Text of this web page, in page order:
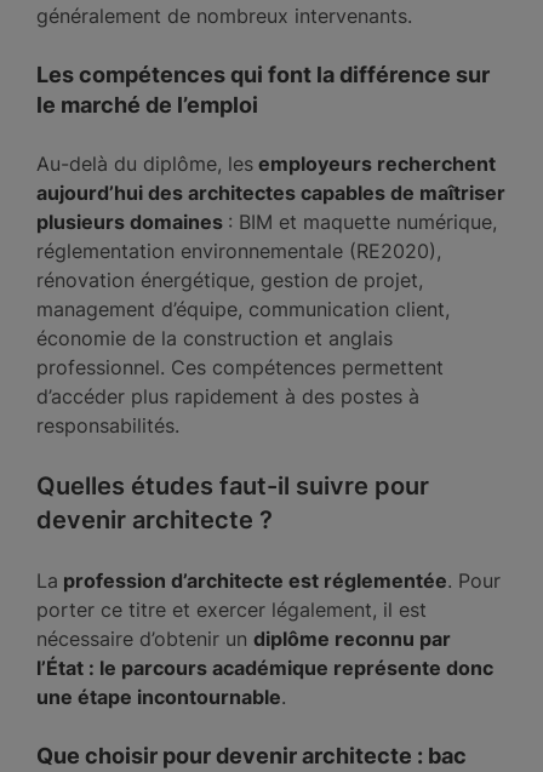
généralement de nombreux intervenants.
Les compétences qui font la différence sur
le marché de l’emploi
Au-delà du diplôme, les employeurs recherchent
aujourd’hui des architectes capables de maîtriser
plusieurs domaines : BIM et maquette numérique,
réglementation environnementale (RE2020),
rénovation énergétique, gestion de projet,
management d’équipe, communication client,
économie de la construction et anglais
professionnel. Ces compétences permettent
d’accéder plus rapidement à des postes à
responsabilités.
Quelles études faut-il suivre pour
devenir architecte ?
La profession d’architecte est réglementée. Pour
porter ce titre et exercer légalement, il est
nécessaire d’obtenir un diplôme reconnu par
l’État : le parcours académique représente donc
une étape incontournable.
Que choisir pour devenir architecte : bac